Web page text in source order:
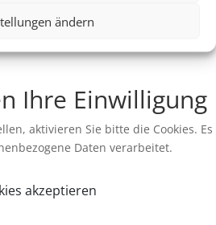
ändern
Ihre Einwilligung
aktivieren Sie bitte die Cookies. Es
Daten verarbeitet.
akzeptieren